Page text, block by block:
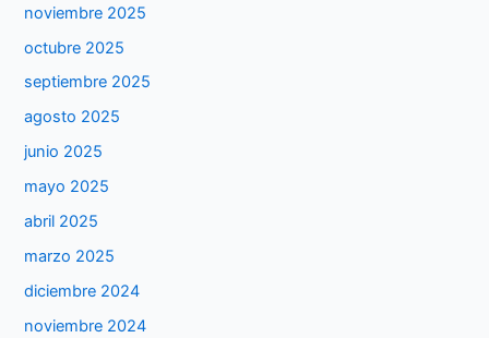
noviembre 2025
octubre 2025
septiembre 2025
agosto 2025
junio 2025
mayo 2025
abril 2025
marzo 2025
diciembre 2024
noviembre 2024